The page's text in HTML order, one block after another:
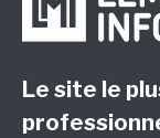
Le site le